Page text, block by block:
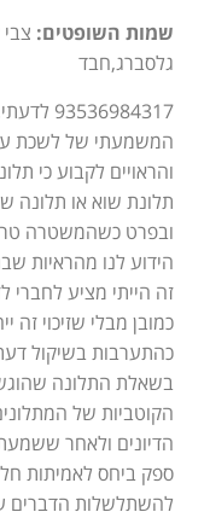
שמות השופטים:
גלסברג,חבד
המשמעתי של לשכת
והראויים לקבוע כי
תלונת שוא או
ובפרט כשהמשטרה
הידוע לנו מהראיות
זה הייתי מציע
כמובן מבלי שזיכוי זה
כהתערבות בשיקול
הקוטביות של
הדיונים ולאחר
ספק ביחס לאמיתות
להשתלשלות הדברים